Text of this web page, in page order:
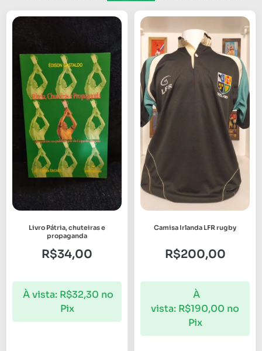
Livro Pátria, chuteiras e
propaganda
R$34,00
À vista: R$32,30 no
Pix
Camisa Irlanda LFR rugby
R$200,00
À
vista: R$190,00 no
Pix